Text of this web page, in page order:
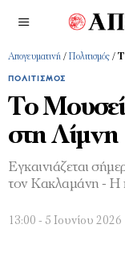
Απογευματινή / Πολιτισμός /
ΠΟΛΙΤΙΣΜΌΣ
Το
στη Λίμνη
Εγκαινιάζεται
τον Κακλαμάνη - Η
13:00 - 5 Ιουνίου 2026